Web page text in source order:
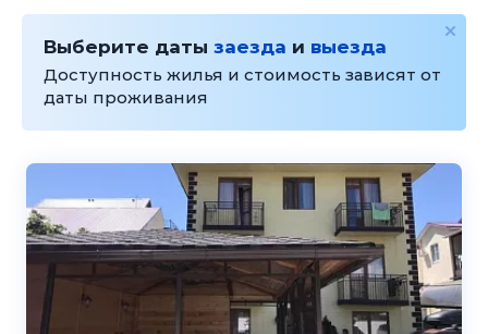
Выберите даты заезда и выезда
Доступность жилья и стоимость зависят от
даты проживания